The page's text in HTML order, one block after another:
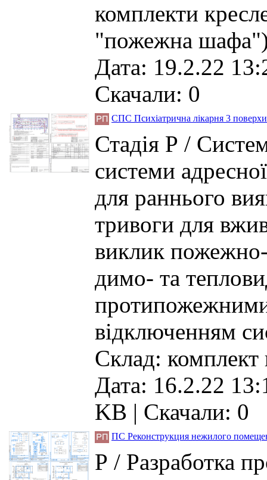
комплекти
"пожежна шафа")
Дата: 19.2.22
Скачали: 0
СПС Психіатрична лікарня 3
Стадія Р /
системи
для раннього
тривоги для
виклик пожежно-
димо- та
відключенням
Склад:
Дата: 16.2.22
KB | Скачали: 0
ПС Реконструкция нежилого
Р / Разработка